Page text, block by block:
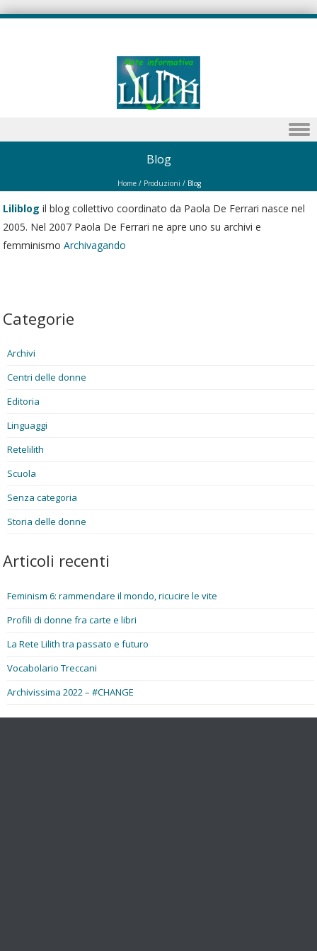
Blog
Home/ Produzioni / Blog
Liliblog il blog collettivo coordinato da Paola De Ferrari nasce nel
2005. Nel 2007 Paola De Ferrari ne apre uno su archivi e
femminismo Archivagando
Categorie
Archivi
Centri delle donne
Editoria
Linguaggi
Retelilith
Scuola
Senza categoria
Storia delle donne
Articoli recenti
Feminism 6: rammendare il mondo, ricucire le vite
Profili di donne fra carte e libri
La Rete Lilith tra passato e futuro
Vocabolario Treccani
Archivissima 2022 – #CHANGE